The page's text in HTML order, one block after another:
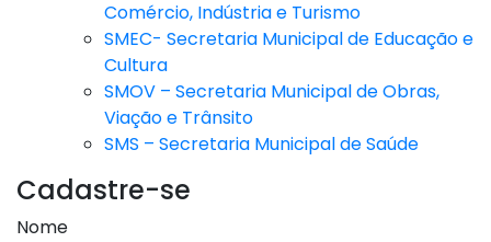
Comércio, Indústria e Turismo
SMEC- Secretaria Municipal de Educação e
Cultura
SMOV – Secretaria Municipal de Obras,
Viação e Trânsito
SMS – Secretaria Municipal de Saúde
Cadastre-se
Nome